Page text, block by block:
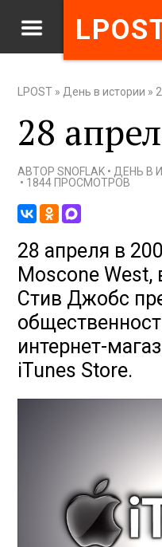
LPOST » День в истории »
28
АВТОРSNOFLAK • ДЕНЬ В
• 1844 ПРОСМОТРОВ
28 апреля в
Moscone
Стив Джобс
интернет-
iTunes Store.